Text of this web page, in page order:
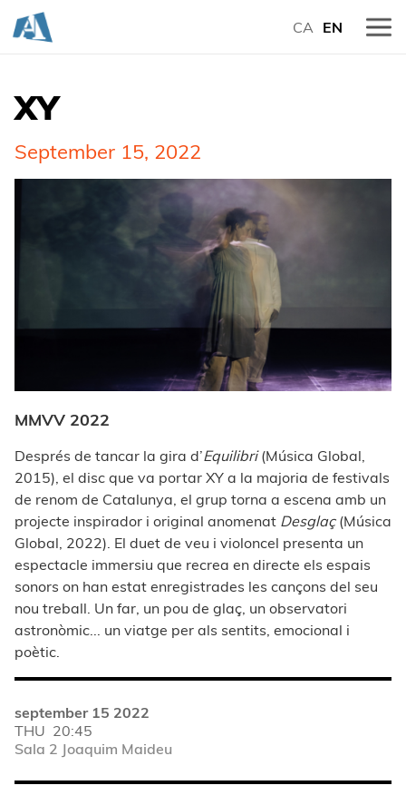
CA EN
XY
September 15, 2022
MMVV 2022
Després de tancar la gira d’Equilibri(Música Global,
2015), el disc que va portar XY a la majoria de festivals
de renom de Catalunya, el grup torna a escena amb un
projecte inspirador i original anomenat Desglaç(Música
Global, 2022). El duet de veu i violoncel presenta un
espectacle immersiu que recrea en directe els espais
sonors on han estat enregistrades les cançons del seu
nou treball. Un far, un pou de glaç, un observatori
astronòmic... un viatge per als sentits, emocional i
poètic.
september 15 2022
THU 20:45
Sala 2 Joaquim Maideu